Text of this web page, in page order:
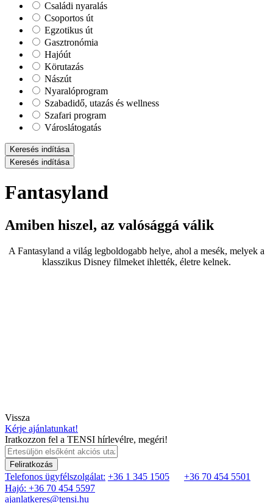
Családi nyaralás
Csoportos út
Egzotikus út
Gasztronómia
Hajóút
Körutazás
Nászút
Nyaralóprogram
Szabadidő, utazás és wellness
Szafari program
Városlátogatás
Keresés indítása
Keresés indítása
Fantasyland
Amiben hiszel, az valósággá válik
A Fantasyland a világ legboldogabb helye, ahol a mesék, melyek a
klasszikus Disney filmeket ihlették, életre kelnek.
Vissza
Kérje ajánlatunkat!
Iratkozzon fel a TENSI hírlevélre, megéri!
Feliratkozás
Telefonos ügyfélszolgálat: +36 1 345 1505
+36 70 454 5501
Hajó: +36 70 454 5597
ajanlatkeres@tensi.hu